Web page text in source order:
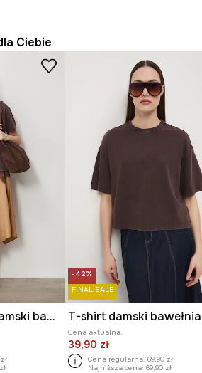
Ciebie
T-shirt oversize damski bawełniany
-42%
FINAL SALE
T-shirt damski
Cena aktualna:
39,90 zł
Cena regularna: 69,90 zł
Najniższa cena: 69,90 zł